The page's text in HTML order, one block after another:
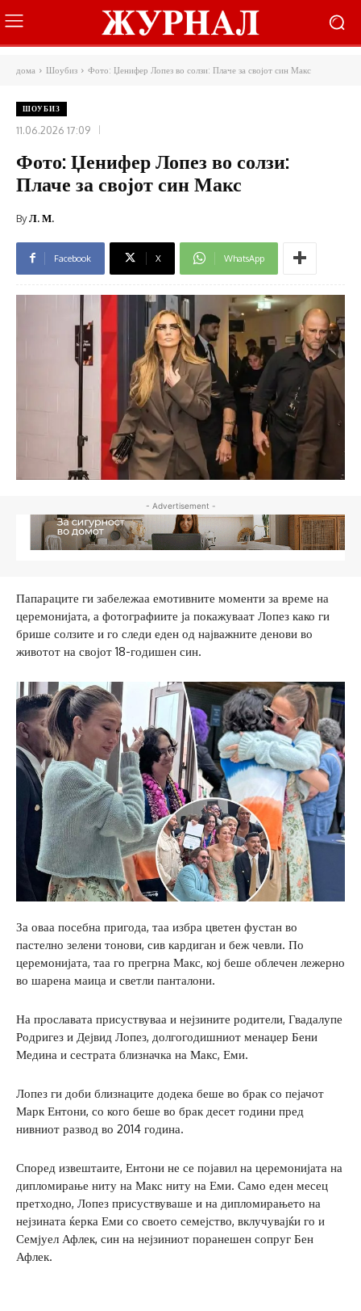
дома Шоубиз Фото: Џенифер Лопез во солзи: Плаче за својот син Макс
ШОУБИЗ
11.06.2026 17:09
Фото: Џенифер Лопез во солзи:
Плаче за својот син Макс
ByЛ. М.
Facebook X WhatsApp
- Advertisement -
Папараците ги забележаа емотивните моменти за време на
церемонијата, а фотографиите ја покажуваат Лопез како ги
брише солзите и го следи еден од најважните денови во
животот на својот 18-годишен син.
За оваа посебна пригода, таа избра цветен фустан во
пастелно зелени тонови, сив кардиган и беж чевли. По
церемонијата, таа го прегрна Макс, кој беше облечен лежерно
во шарена маица и светли панталони.
На прославата присуствуваа и нејзините родители, Гвадалупе
Родригез и Дејвид Лопез, долгогодишниот менаџер Бени
Медина и сестрата близначка на Макс, Еми.
Лопез ги доби близнаците додека беше во брак со пејачот
Марк Ентони, со кого беше во брак десет години пред
нивниот развод во 2014 година.
Според извештаите, Ентони не се појавил на церемонијата на
дипломирање ниту на Макс ниту на Еми. Само еден месец
претходно, Лопез присуствуваше и на дипломирањето на
нејзината ќерка Еми со своето семејство, вклучувајќи го и
Семјуел Афлек, син на нејзиниот поранешен сопруг Бен
Афлек.